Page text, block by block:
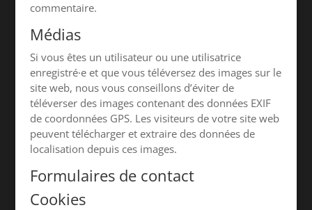
commentaire.
Médias
Si vous êtes un utilisateur ou une utilisatrice
enregistré·e et que vous téléversez des images sur le
site web, nous vous conseillons d’éviter de
téléverser des images contenant des données EXIF
de coordonnées GPS. Les visiteurs de votre site web
peuvent télécharger et extraire des données de
localisation depuis ces images.
Formulaires de contact
Cookies